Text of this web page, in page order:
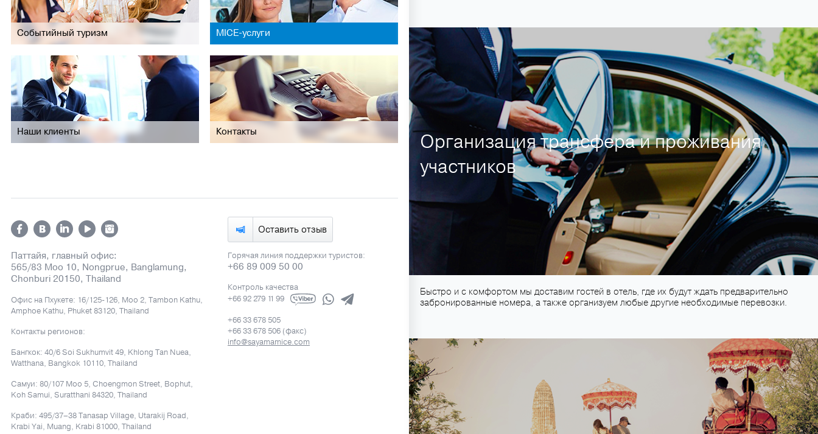
Событийный туризм MICE-услуги
Наши клиенты Контакты
Оставить отзыв
Паттайя, главный офис:
565/83 Moo 10, Nongprue, Banglamung,
Chonburi 20150, Thailand
Офис на Пхукете: 16/125-126, Moo 2, Tambon Kathu,
Amphoe Kathu, Phuket 83120, Thailand
Контакты регионов:
Бангкок: 40/6 Soi Sukhumvit 49, Khlong Tan Nuea,
Watthana, Bangkok 10110, Thailand
Самуи: 80/107 Moo 5, Choengmon Street, Bophut,
Koh Samui, Suratthani 84320, Thailand
Краби: 495/37–38 Tanasap Village, Utarakij Road,
Krabi Yai, Muang, Krabi 81000, Thailand
Горячая линия поддержки туристов:
+66 89 009 50 00
Контроль качества
+66 92 279 11 99
+66 33 678 505
+66 33 678 506 (факс)
info@sayamamice.com
Организация трансфера и проживания
участников
Быстро и с комфортом мы доставим гостей в отель, где их будут ждать предварительно
забронированные номера, а также организуем любые другие необходимые перевозки.